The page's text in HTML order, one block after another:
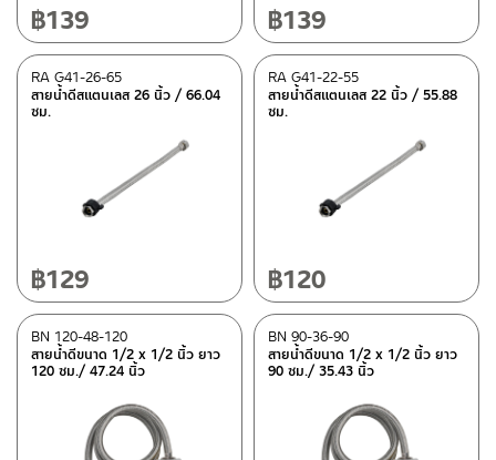
หมวดสินค้า
BEN-fittings
(17)
Rasland-Fittings(24)
สินค้าลดราคา เคลียร์สต็อก
(13)
มีสต็อกปกติ
฿139 ฿139
สายน้ำดีสแตนเลส 26 นิ้ว / 66.04
ซม.
RA G41-26-65
฿129
สายน้ำดีสแตนเลส 22 นิ้ว / 55.88
ซม.
RA G41-22-55
฿120
สายน้ำดีขนาด 1/2 x 1/2 นิ้ว ยาว
120 ซม./ 47.24 นิ้ว
BN 120-48-120
สายน้ำดีขนาด 1/2 x 1/2 นิ้ว ยาว
90 ซม./ 35.43 นิ้ว
BN 90-36-90